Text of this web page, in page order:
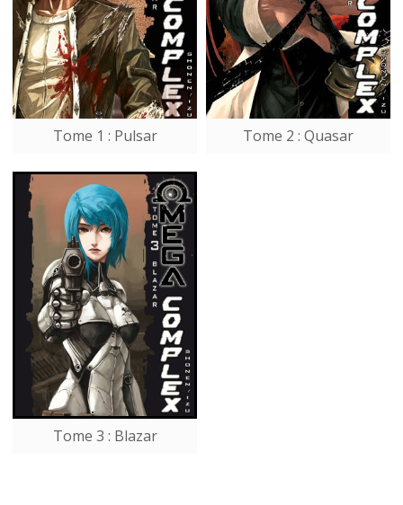
Tome 1 : Pulsar Tome 2 : Quasar
Tome 3 : Blazar